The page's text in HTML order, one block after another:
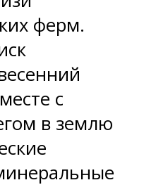
ферм.
с
в землю